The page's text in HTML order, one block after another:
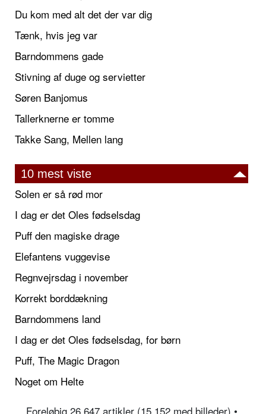
Du kom med alt det der var dig
Tænk, hvis jeg var
Barndommens gade
Stivning af duge og servietter
Søren Banjomus
Tallerknerne er tomme
Takke Sang, Mellen lang
10 mest viste
Solen er så rød mor
I dag er det Oles fødselsdag
Puff den magiske drage
Elefantens vuggevise
Regnvejrsdag i november
Korrekt borddækning
Barndommens land
I dag er det Oles fødselsdag, for børn
Puff, The Magic Dragon
Noget om Helte
Foreløbig 26.647 artikler (15.152 med billeder) •